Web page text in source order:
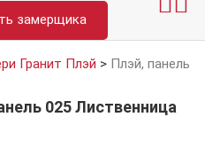
замерщика
Гранит Плэй > Плэй, панель
025 Лиственница